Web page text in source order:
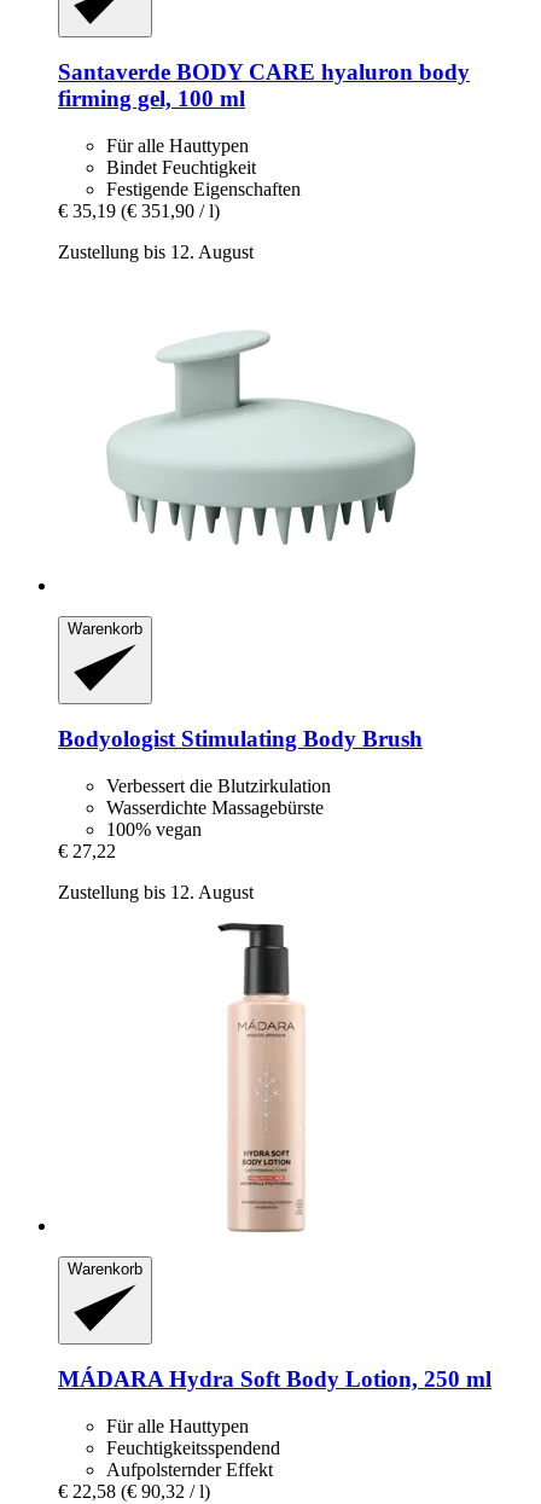
Santaverde BODY CARE hyaluron body
firming gel, 100 ml
Für alle Hauttypen
Bindet Feuchtigkeit
Festigende Eigenschaften
€ 35,19 (€ 351,90 / l)
Zustellung bis 12. August
Warenkorb
BodyologistStimulating Body Brush
Verbessert die Blutzirkulation
Wasserdichte Massagebürste
100% vegan
€ 27,22
Zustellung bis 12. August
Warenkorb
MÁDARAHydra Soft Body Lotion, 250 ml
Für alle Hauttypen
Feuchtigkeitsspendend
Aufpolsternder Effekt
€ 22,58 (€ 90,32 / l)